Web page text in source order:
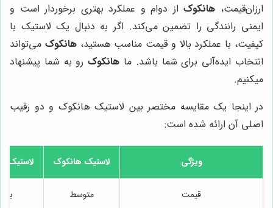
ارزان‌قیمت، هانکوکاز دوام و عملکرد بهتری برخوردار است و
ایمنی رانندگی را تضمین می‌کند. اگر به دنبال یک لاستیک با
کیفیت، با عملکرد بالا و قیمت مناسب هستید،هانکوک می‌تواند
انتخاب ایده‌آلی برای شما باشد. ما هانکوکرو به شما پیشنهاد
میکنیم.
در اینجا یک مقایسه مختصر بین لاستیک هانکوک و دو رقیب
اصلی آن ارائه شده است:
ویژگی لاستیک هانکوک لاستیک
قیمت متوسط بالا